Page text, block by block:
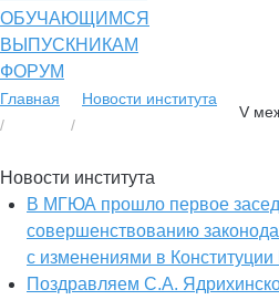
ОБУЧАЮЩИМСЯ
ВЫПУСКНИКАМ
ФОРУМ
Главная Новости института
V
Новости института
В МГЮА прошло первое
совершенствованию
с изменениями в
Поздравляем С.А.